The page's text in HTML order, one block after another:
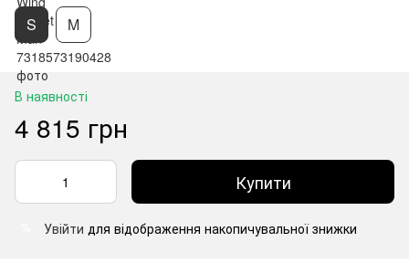
S M
В наявності
4 815 грн
Купити
Увійти для відображення накопичувальної знижки